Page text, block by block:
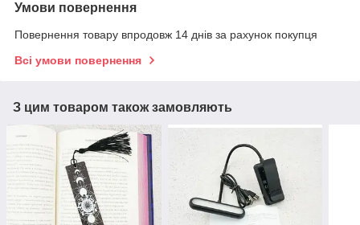
Умови повернення
Повернення товару впродовж 14 днів за рахунок покупця
Всі умови повернення
З цим товаром також замовляють